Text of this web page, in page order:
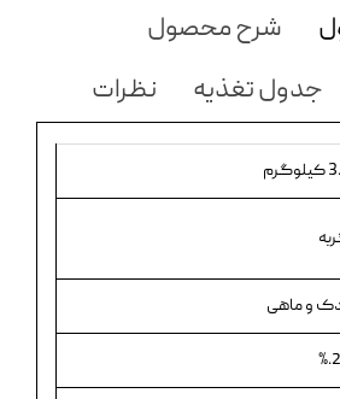
شرح محصول
جدول تغذیه نظرات
و ماهی